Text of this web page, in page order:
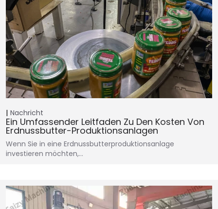
Nachricht
Ein Umfassender Leitfaden Zu Den Kosten Von
Erdnussbutter-Produktionsanlagen
Wenn Sie in eine Erdnussbutterproduktionsanlage
investieren möchten,…